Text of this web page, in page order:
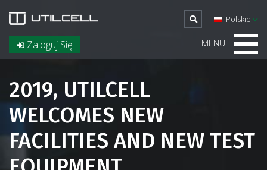
Zaloguj Się
Polskie
MENU
2019, UTILCELL
WELCOMES NEW
FACILITIES AND NEW TEST